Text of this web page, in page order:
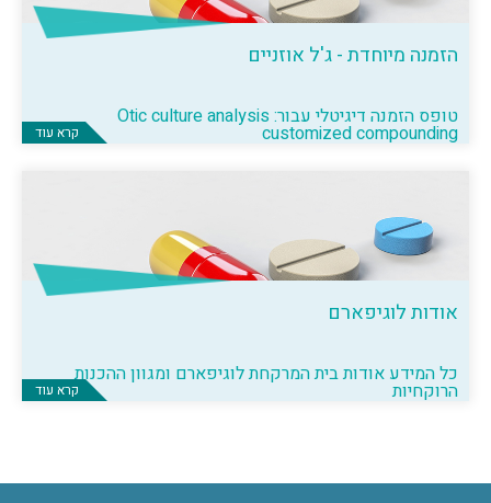
הזמנה מיוחדת - ג'ל אוזניים
טופס הזמנה דיגיטלי עבור: Otic culture analysis
customized compounding קרא עוד
אודות לוגיפארם
כל המידע אודות בית המרקחת לוגיפארם ומגוון ההכנות
הרוקחיות קרא עוד